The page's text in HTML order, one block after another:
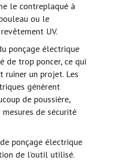
le contreplaqué à
ou le
UV.
ponçage électrique
de trop poncer, ce qui
ruiner un projet. Les
génèrent
de poussière,
de sécurité
ponçage électrique
de l’outil utilisé.